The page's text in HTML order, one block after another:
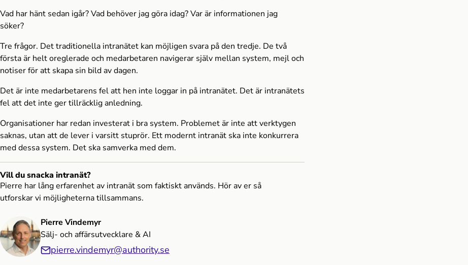
Vad har hänt sedan igår? Vad behöver jag göra idag? Var är informationen jag
söker?
Tre frågor. Det traditionella intranätet kan möjligen svara på den tredje. De två
första är helt oreglerade och medarbetaren navigerar själv mellan system, mejl och
notiser för att skapa sin bild av dagen.
Det är inte medarbetarens fel att hen inte loggar in på intranätet. Det är intranätets
fel att det inte ger tillräcklig anledning.
Organisationer har redan investerat i bra system. Problemet är inte att verktygen
saknas, utan att de lever i varsitt stuprör. Ett modernt intranät ska inte konkurrera
med dessa system. Det ska samverka med dem.
Vill du snacka intranät?
Pierre har lång erfarenhet av intranät som faktiskt används. Hör av er så
utforskar vi möjligheterna tillsammans.
Pierre Vindemyr
Sälj- och affärsutvecklare & AI
pierre.vindemyr@authority.se